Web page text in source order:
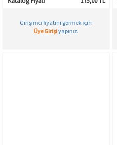
Girişimci fiyatını görmek için
Üye Girişiyapınız.